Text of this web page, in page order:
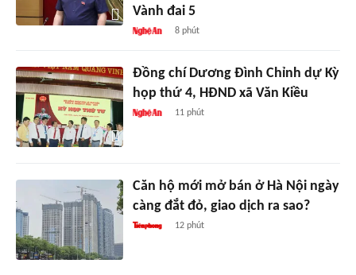
Vành đai 5
8 phút
Đồng chí Dương Đình Chỉnh dự Kỳ
họp thứ 4, HĐND xã Văn Kiều
11 phút
Căn hộ mới mở bán ở Hà Nội ngày
càng đắt đỏ, giao dịch ra sao?
12 phút